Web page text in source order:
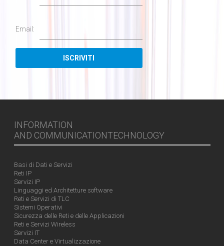
Email:
INFORMATION
AND COMMUNICATIONTECHNOLOGY
Basi di Dati e Servizi
Reti IP
Servizi IP
Linguaggi ed Architetture software
Reti e Servizi di TLC
Sistemi Operativi
Sicurezza delle Reti e delle Applicazioni
Reti e Servizi Wireless
Servizi IT
Data Center e Virtualizzazione